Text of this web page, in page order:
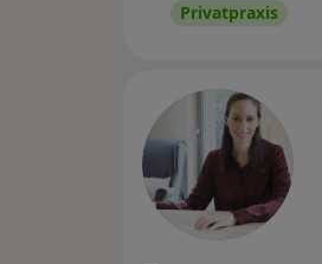
Privatpraxis